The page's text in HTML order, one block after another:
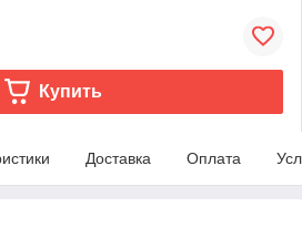
Купить
Доставка Оплата